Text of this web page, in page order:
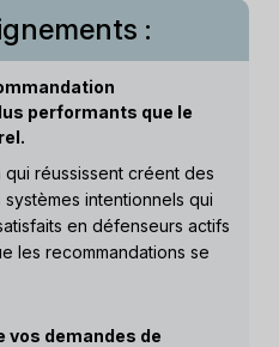
:
performants que le
réussissent créent des
intentionnels qui
en défenseurs actifs
les recommandations se
vos demandes de